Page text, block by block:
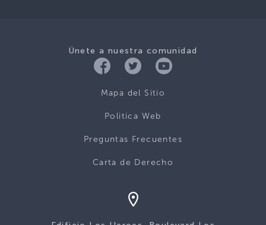
Únete a nuestra comunidad
Mapa del Sitio
Politica Web
Preguntas Frecuentes
Carta de Derecho